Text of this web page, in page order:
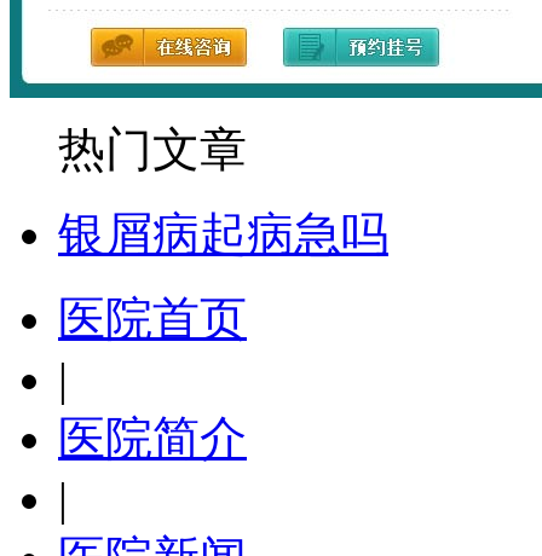
热门文章
银屑病起病急吗
医院首页
|
医院简介
|